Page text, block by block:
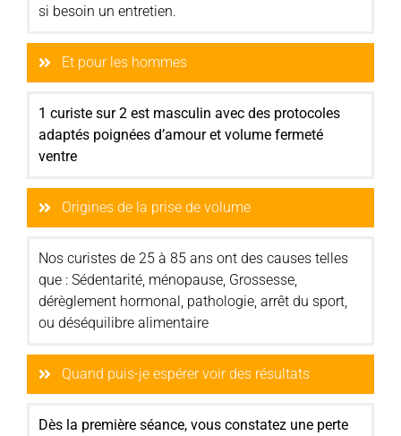
si besoin un entretien.
Et pour les hommes
1 curiste sur 2 est masculin avec des protocoles
adaptés poignées d’amour et volume fermeté
ventre
Origines de la prise de volume
Nos curistes de 25 à 85 ans ont des causes telles
que : Sédentarité, ménopause, Grossesse,
dérèglement hormonal, pathologie, arrêt du sport,
ou déséquilibre alimentaire
Quand puis-je espérer voir des résultats
Dès la première séance, vous constatez une perte